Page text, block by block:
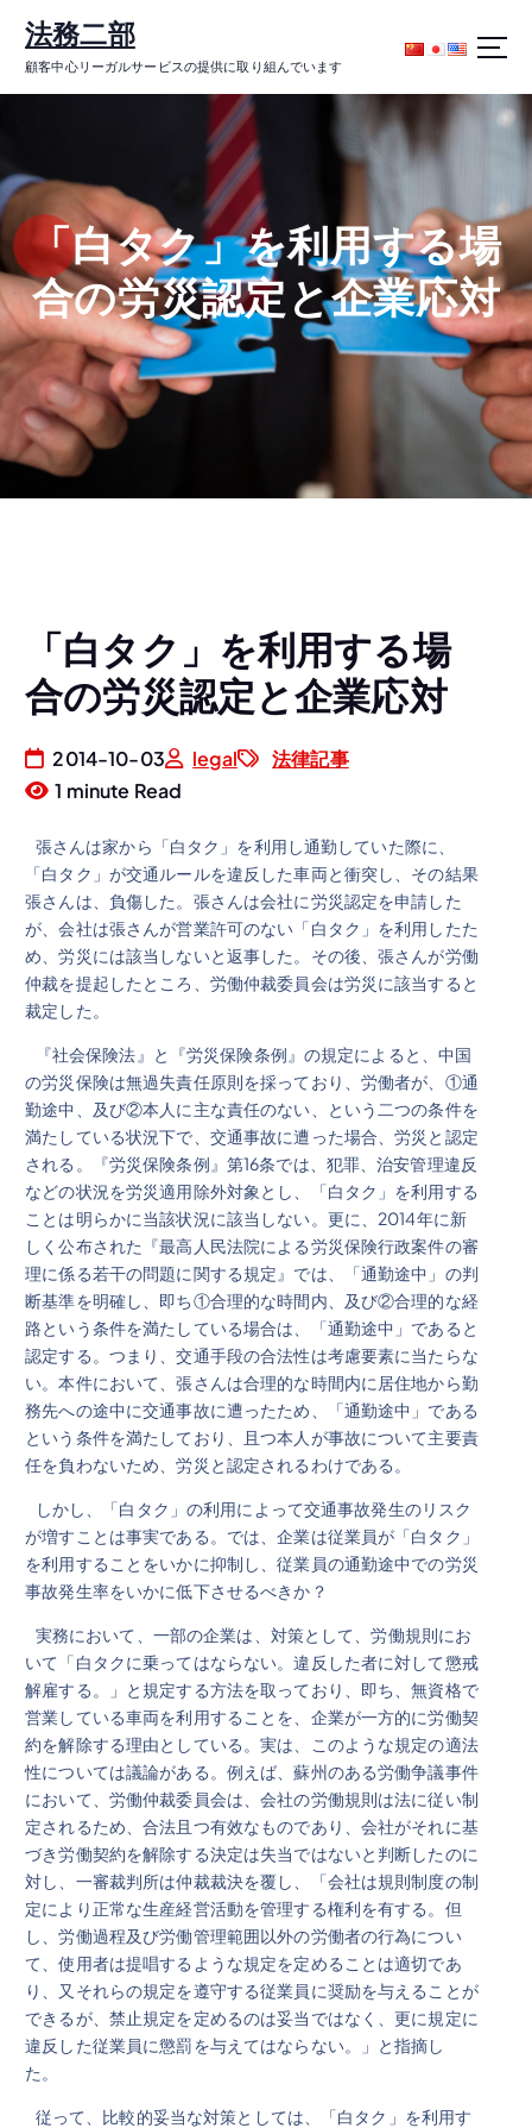
ン
ス
キ
ッ
プ
法務二部
顧客中心リーガルサービスの提供に取り組んでいます
「白タク」を利用する場
合の労災認定と企業応対
「白タク」を利用する場
合の労災認定と企業応対
2014-10-03 legal
法律記事
1 minute Read
張さんは家から「白タク」を利用し通勤していた際に、
「白タク」が交通ルールを違反した車両と衝突し、その結果
張さんは、負傷した。張さんは会社に労災認定を申請した
が、会社は張さんが営業許可のない「白タク」を利用したた
め、労災には該当しないと返事した。その後、張さんが労働
仲裁を提起したところ、労働仲裁委員会は労災に該当すると
裁定した。
『社会保険法』と『労災保険条例』の規定によると、中国
の労災保険は無過失責任原則を採っており、労働者が、①通
勤途中、及び②本人に主な責任のない、という二つの条件を
満たしている状況下で、交通事故に遭った場合、労災と認定
される。『労災保険条例』第16条では、犯罪、治安管理違反
などの状況を労災適用除外対象とし、「白タク」を利用する
ことは明らかに当該状況に該当しない。更に、2014年に新
しく公布された『最高人民法院による労災保険行政案件の審
理に係る若干の問題に関する規定』では、「通勤途中」の判
断基準を明確し、即ち①合理的な時間内、及び②合理的な経
路という条件を満たしている場合は、「通勤途中」であると
認定する。つまり、交通手段の合法性は考慮要素に当たらな
い。本件において、張さんは合理的な時間内に居住地から勤
務先への途中に交通事故に遭ったため、「通勤途中」である
という条件を満たしており、且つ本人が事故について主要責
任を負わないため、労災と認定されるわけである。
しかし、「白タク」の利用によって交通事故発生のリスク
が増すことは事実である。では、企業は従業員が「白タク」
を利用することをいかに抑制し、従業員の通勤途中での労災
事故発生率をいかに低下させるべきか？
実務において、一部の企業は、対策として、労働規則にお
いて「白タクに乗ってはならない。違反した者に対して懲戒
解雇する。」と規定する方法を取っており、即ち、無資格で
営業している車両を利用することを、企業が一方的に労働契
約を解除する理由としている。実は、このような規定の適法
性については議論がある。例えば、蘇州のある労働争議事件
において、労働仲裁委員会は、会社の労働規則は法に従い制
定されるため、合法且つ有效なものであり、会社がそれに基
づき労働契約を解除する決定は失当ではないと判断したのに
対し、一審裁判所は仲裁裁決を覆し、「会社は規則制度の制
定により正常な生産経営活動を管理する権利を有する。但
し、労働過程及び労働管理範囲以外の労働者の行為につい
て、使用者は提唱するような規定を定めることは適切であ
り、又それらの規定を遵守する従業員に奨励を与えることが
できるが、禁止規定を定めるのは妥当ではなく、更に規定に
違反した従業員に懲罰を与えてはならない。」と指摘し
た。
従って、比較的妥当な対策としては、「白タク」を利用す